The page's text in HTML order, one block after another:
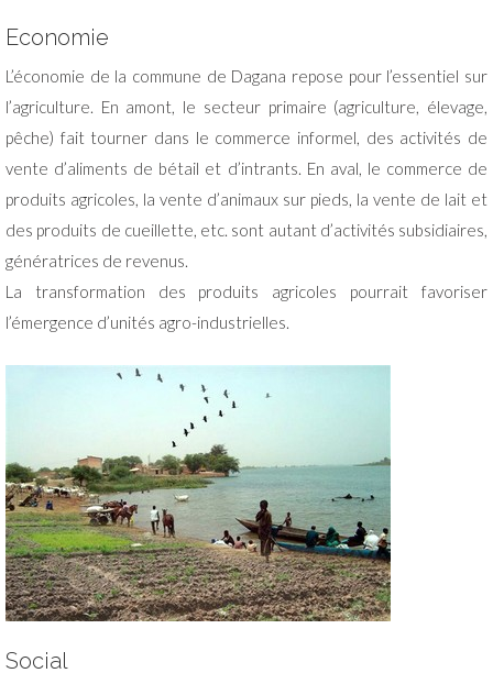
Economie
L’économie de la commune de Dagana repose pour l’essentiel sur
l’agriculture. En amont, le secteur primaire (agriculture, élevage,
pêche) fait tourner dans le commerce informel, des activités de
vente d’aliments de bétail et d’intrants. En aval, le commerce de
produits agricoles, la vente d’animaux sur pieds, la vente de lait et
des produits de cueillette, etc. sont autant d’activités subsidiaires,
génératrices de revenus.
La transformation des produits agricoles pourrait favoriser
l’émergence d’unités agro-industrielles.
Social